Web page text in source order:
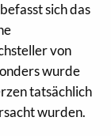
sich das
von
wurde
tatsächlich
wurden.